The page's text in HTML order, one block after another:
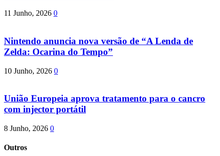
11 Junho, 2026 0
Nintendo anuncia nova versão de “A Lenda de
Zelda: Ocarina do Tempo”
10 Junho, 2026 0
União Europeia aprova tratamento para o cancro
com injector portátil
8 Junho, 2026 0
Outros